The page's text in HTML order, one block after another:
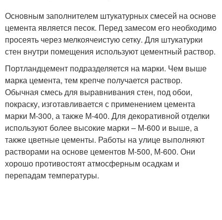
Основным заполнителем штукатурных смесей на основе
цемента является песок. Перед замесом его необходимо
просеять через мелкоячеистую сетку. Для штукатурки
стен внутри помещения используют цементный раствор.
Портландцемент подразделяется на марки. Чем выше
марка цемента, тем крепче получается раствор.
Обычная смесь для выравнивания стен, под обои,
покраску, изготавливается с применением цемента
марки М-300, а также М-400. Для декоративной отделки
используют более высокие марки – М-600 и выше, а
также цветные цементы. Работы на улице выполняют
растворами на основе цементов М-500, М-600. Они
хорошо противостоят атмосферным осадкам и
перепадам температуры.